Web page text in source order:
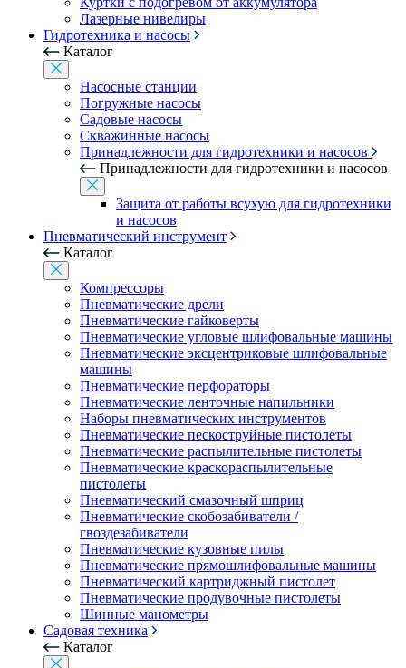
Лазерные нивелиры
Гидротехника и насосы
Каталог
Насосные станции
Погружные насосы
Садовые насосы
Скважинные насосы
Принадлежности для гидротехники и насосов
Принадлежности для гидротехники и насосов
Защита от работы всухую для гидротехники
и насосов
Пневматический инструмент
Каталог
Компрессоры
Пневматические дрели
Пневматические гайковерты
Пневматические угловые шлифовальные машины
Пневматические эксцентриковые шлифовальные
машины
Пневматические перфораторы
Пневматические ленточные напильники
Наборы пневматических инструментов
Пневматические пескоструйные пистолеты
Пневматические распылительные пистолеты
Пневматические краскораспылительные
пистолеты
Пневматический смазочный шприц
Пневматические скобозабиватели /
гвоздезабиватели
Пневматические кузовные пилы
Пневматические прямошлифовальные машины
Пневматический картриджный пистолет
Пневматические продувочные пистолеты
Шинные манометры
Садовая техника
Каталог